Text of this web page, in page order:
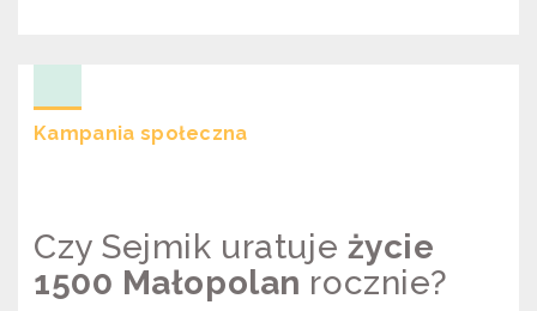
Kampania społeczna
Czy Sejmik uratuje życie
1500 Małopolan rocznie?